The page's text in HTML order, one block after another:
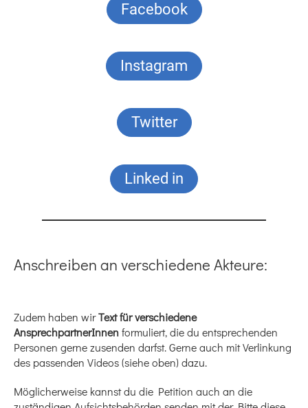
Facebook
Instagram
Twitter
Linked in
Anschreiben an verschiedene Akteure:
Zudem haben wirText für verschiedene
AnsprechpartnerInnenformuliert, die du entsprechenden
Personen gerne zusenden darfst. Gerne auch mit Verlinkung
des passenden Videos (siehe oben) dazu.
Möglicherweise kannst du die Petition auch an die